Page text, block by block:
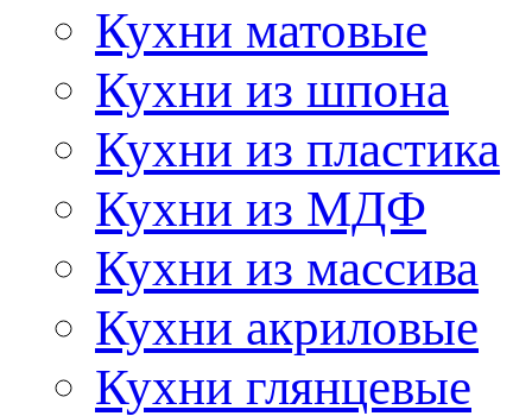
Кухни матовые
Кухни из шпона
Кухни из пластика
Кухни из МДФ
Кухни из массива
Кухни акриловые
Кухни глянцевые